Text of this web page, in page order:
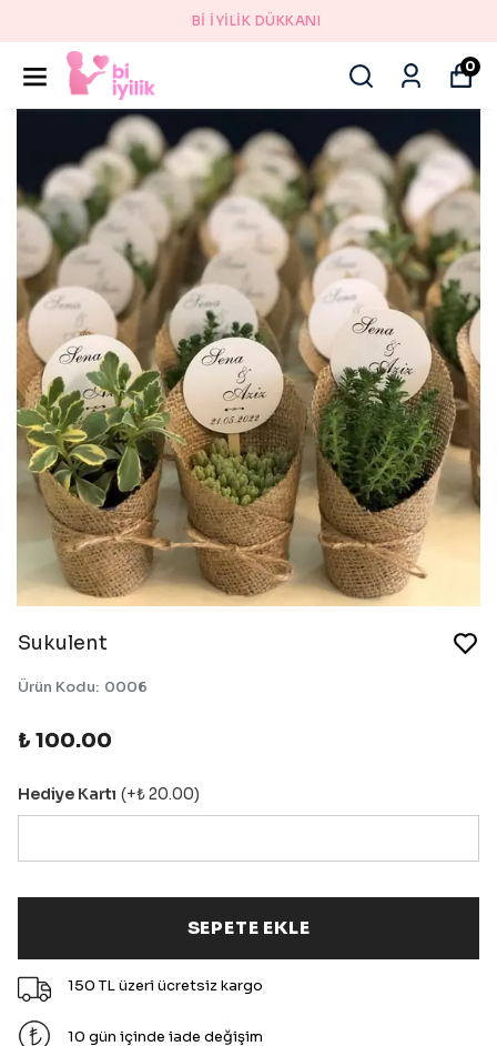
Bİ İYİLİK DÜKKANI
0
Sukulent
Ürün Kodu: 0006
₺ 100.00
Hediye Kartı (+₺ 20.00)
SEPETE EKLE
150 TL üzeri ücretsiz kargo
10 gün içinde iade değişim